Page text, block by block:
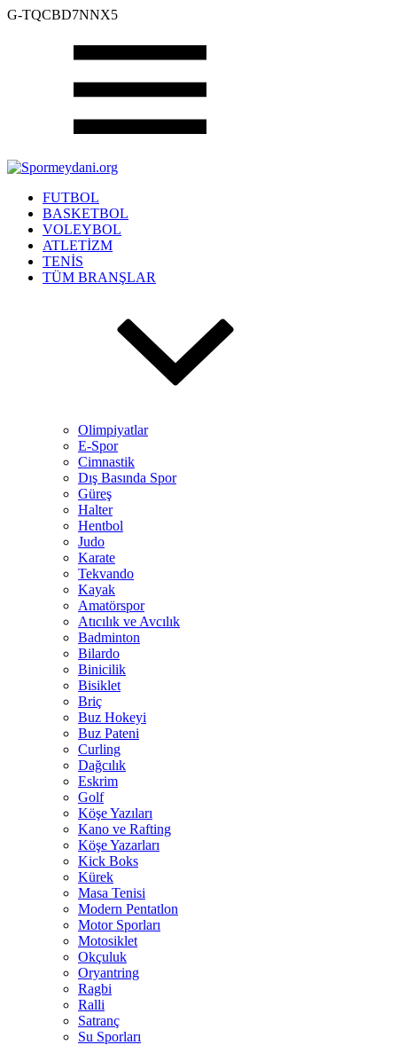
G-TQCBD7NNX5
FUTBOL
BASKETBOL
VOLEYBOL
ATLETİZM
TENİS
TÜM BRANŞLAR
Olimpiyatlar
E-Spor
Cimnastik
Dış Basında Spor
Güreş
Halter
Hentbol
Judo
Karate
Tekvando
Kayak
Amatörspor
Atıcılık ve Avcılık
Badminton
Bilardo
Binicilik
Bisiklet
Briç
Buz Hokeyi
Buz Pateni
Curling
Dağcılık
Eskrim
Golf
Köşe Yazıları
Kano ve Rafting
Köşe Yazarları
Kick Boks
Kürek
Masa Tenisi
Modern Pentatlon
Motor Sporları
Motosiklet
Okçuluk
Oryantring
Ragbi
Ralli
Satranç
Su Sporları